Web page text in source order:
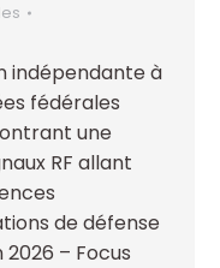
indépendante à
fédérales
une
RF allant
de défense
– Focus